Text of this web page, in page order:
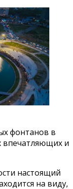
фонтанов в
впечатляющих и
настоящий
на виду,